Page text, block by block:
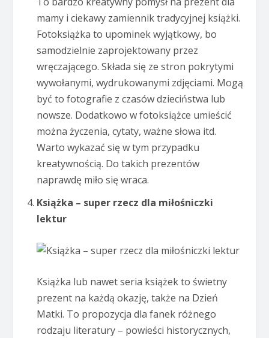
mamy i ciekawy zamiennik tradycyjnej książki.
Fotoksiążka to upominek wyjątkowy, bo
samodzielnie zaprojektowany przez
wręczającego. Składa się ze stron pokrytymi
wywołanymi, wydrukowanymi zdjęciami. Mogą
być to fotografie z czasów dzieciństwa lub
nowsze. Dodatkowo w fotoksiążce umieścić
można życzenia, cytaty, ważne słowa itd.
Warto wykazać się w tym przypadku
kreatywnością. Do takich prezentów
naprawdę miło się wraca.
Książka – super rzecz dla miłośniczki
lektur
Książka lub nawet seria książek to świetny
prezent na każdą okazję, także na Dzień
Matki. To propozycja dla fanek różnego
rodzaju literatury – powieści historycznych,